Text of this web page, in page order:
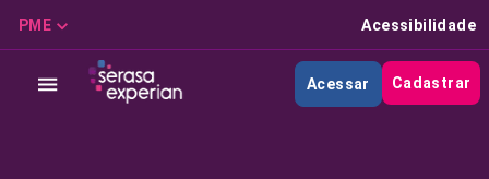
PME Acessibilidade
Acessar Cadastrar